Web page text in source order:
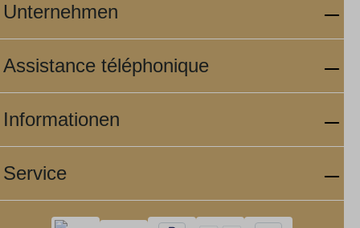
Unternehmen
Assistance téléphonique
Informationen
Service